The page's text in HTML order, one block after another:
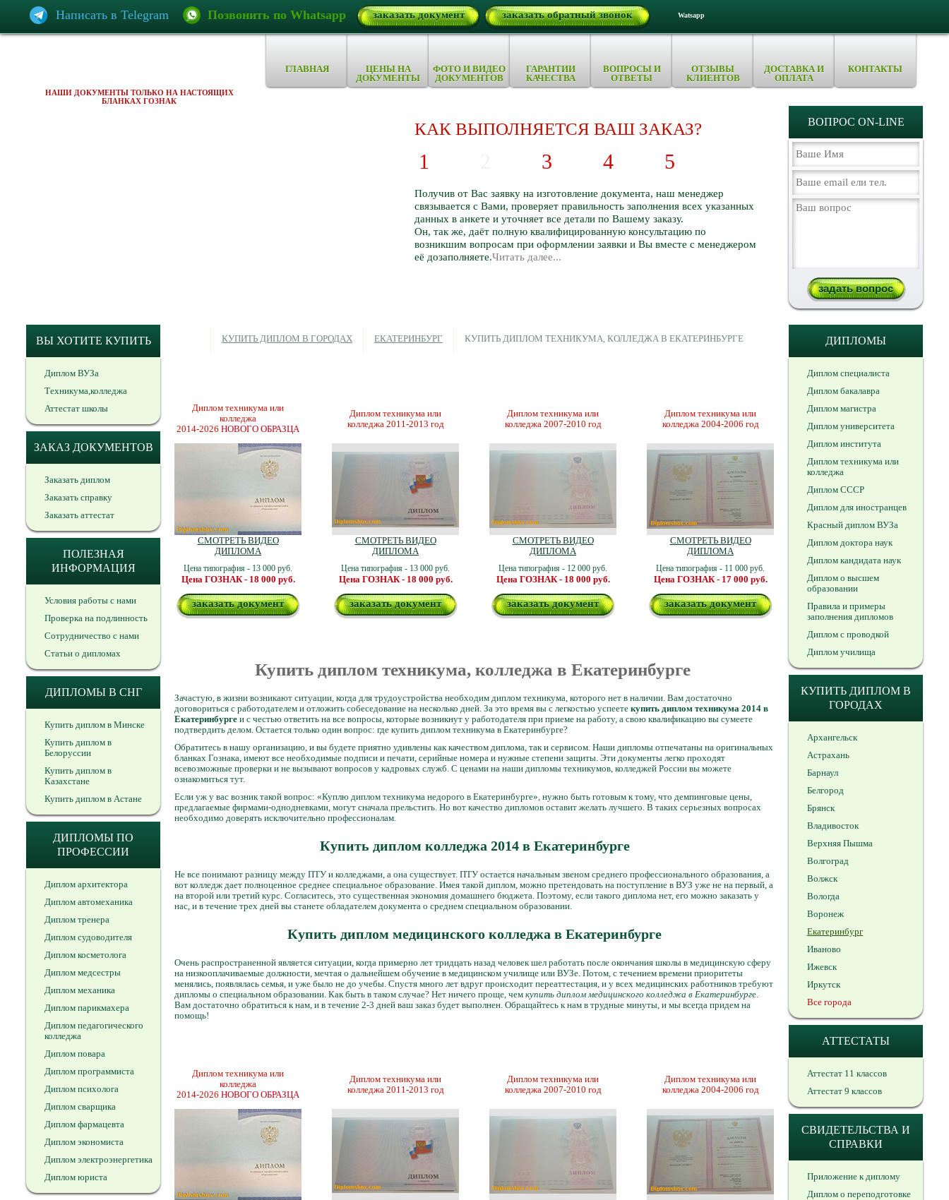
Написать в Telegram Позвонить по Whatsapp заказать документ заказать обратный звонок Watsapp
НАШИ ДОКУМЕНТЫ ТОЛЬКО НА НАСТОЯЩИХ
БЛАНКАХ ГОЗНАК
ГЛАВНАЯ
ЦЕНЫ НА
ДОКУМЕНТЫ
ФОТО И ВИДЕО
ДОКУМЕНТОВ
ГАРАНТИИ
КАЧЕСТВА
ВОПРОСЫ И
ОТВЕТЫ
ОТЗЫВЫ
КЛИЕНТОВ
ДОСТАВКА И
ОПЛАТА
КОНТАКТЫ
КАК ВЫПОЛНЯЕТСЯ ВАШ ЗАКАЗ?
Получив от Вас заявку на изготовление документа, наш менеджер
связывается с Вами, проверяет правильность заполнения всех указанных
данных в анкете и уточняет все детали по Вашему заказу.
Он, так же, даёт полную квалифицированную консультацию по
возникшим вопросам при оформлении заявки и Вы вместе с менеджером
её дозаполняете.Читать далее...
1 3 4 5
ВОПРОС ON-LINE
ВЫ ХОТИТЕ КУПИТЬ
Диплом ВУЗа
Техникума,колледжа
Аттестат школы
ЗАКАЗ ДОКУМЕНТОВ
Заказать диплом
Заказать справку
Заказать аттестат
ПОЛЕЗНАЯ
ИНФОРМАЦИЯ
Условия работы с нами
Проверка на подлинность
Сотрудничество с нами
Статьи о дипломах
ДИПЛОМЫ В СНГ
Купить диплом в Минске
Купить диплом в
Белоруссии
Купить диплом в
Казахстане
Купить диплом в Астане
ДИПЛОМЫ ПО
ПРОФЕССИИ
Диплом архитектора
Диплом автомеханика
Диплом тренера
Диплом судоводителя
Диплом косметолога
Диплом медсестры
Диплом механика
Диплом парикмахера
Диплом педагогического
колледжа
Диплом повара
Диплом программиста
Диплом психолога
Диплом сварщика
Диплом фармацевта
Диплом экономиста
Диплом электроэнергетика
Диплом юриста
КУПИТЬ ДИПЛОМ В ГОРОДАХ ЕКАТЕРИНБУРГ КУПИТЬ ДИПЛОМ ТЕХНИКУМА, КОЛЛЕДЖА В ЕКАТЕРИНБУРГЕ
Диплом техникума или
колледжа
2014-2026 НОВОГО ОБРАЗЦА
СМОТРЕТЬ ВИДЕО
ДИПЛОМА
Цена типография - 13 000 руб.
Цена ГОЗНАК - 18 000 руб.
заказать документ
Диплом техникума или
колледжа 2011-2013 год
СМОТРЕТЬ ВИДЕО
ДИПЛОМА
Цена типография - 13 000 руб.
Цена ГОЗНАК - 18 000 руб.
заказать документ
Диплом техникума или
колледжа 2007-2010 год
СМОТРЕТЬ ВИДЕО
ДИПЛОМА
Цена типография - 12 000 руб.
Цена ГОЗНАК - 18 000 руб.
заказать документ
Диплом техникума или
колледжа 2004-2006 год
СМОТРЕТЬ ВИДЕО
ДИПЛОМА
Цена типография - 11 000 руб.
Цена ГОЗНАК - 17 000 руб.
заказать документ
Купить диплом техникума, колледжа в Екатеринбурге
Зачастую, в жизни возникают ситуации, когда для трудоустройства необходим диплом техникума, которого нет в наличии. Вам достаточно
договориться с работодателем и отложить собеседование на несколько дней. За это время вы с легкостью успеете купить диплом техникума 2014 в
Екатеринбурге и с честью ответить на все вопросы, которые возникнут у работодателя при приеме на работу, а свою квалификацию вы сумеете
подтвердить делом. Остается только один вопрос: где купить диплом техникума в Екатеринбурге?
Обратитесь в нашу организацию, и вы будете приятно удивлены как качеством диплома, так и сервисом. Наши дипломы отпечатаны на оригинальных
бланках Гознака, имеют все необходимые подписи и печати, серийные номера и нужные степени защиты. Эти документы легко проходят
всевозможные проверки и не вызывают вопросов у кадровых служб. С ценами на наши дипломы техникумов, колледжей России вы можете
ознакомиться тут.
Если уж у вас возник такой вопрос: «Куплю диплом техникума недорого в Екатеринбурге», нужно быть готовым к тому, что демпинговые цены,
предлагаемые фирмами-однодневками, могут сначала прельстить. Но вот качество дипломов оставит желать лучшего. В таких серьезных вопросах
необходимо доверять исключительно профессионалам.
Купить диплом колледжа 2014 в Екатеринбурге
Не все понимают разницу между ПТУ и колледжами, а она существует. ПТУ остается начальным звеном среднего профессионального образования, а
вот колледж дает полноценное среднее специальное образование. Имея такой диплом, можно претендовать на поступление в ВУЗ уже не на первый, а
на второй или третий курс. Согласитесь, это существенная экономия домашнего бюджета. Поэтому, если такого диплома нет, его можно заказать у
нас, и в течение трех дней вы станете обладателем документа о среднем специальном образовании.
Купить диплом медицинского колледжа в Екатеринбурге
Очень распространенной является ситуации, когда примерно лет тридцать назад человек шел работать после окончания школы в медицинскую сферу
на низкооплачиваемые должности, мечтая о дальнейшем обучение в медицинском училище или ВУЗе. Потом, с течением времени приоритеты
менялись, появлялась семья, и уже было не до учебы. Спустя много лет вдруг происходит переаттестация, и у всех медицинских работников требуют
дипломы о специальном образовании. Как быть в таком случае? Нет ничего проще, чем купить диплом медицинского колледжа в Екатеринбурге.
Вам достаточно обратиться к нам, и в течение 2-3 дней ваш заказ будет выполнен. Обращайтесь к нам в трудные минуты, и мы всегда придем на
помощь!
Диплом техникума или
колледжа
2014-2026 НОВОГО ОБРАЗЦА
Диплом техникума или
колледжа 2011-2013 год
Диплом техникума или
колледжа 2007-2010 год
Диплом техникума или
колледжа 2004-2006 год
ДИПЛОМЫ
Диплом специалиста
Диплом бакалавра
Диплом магистра
Диплом университета
Диплом института
Диплом техникума или
колледжа
Диплом СССР
Диплом для иностранцев
Красный диплом ВУЗа
Диплом доктора наук
Диплом кандидата наук
Диплом о высшем
образовании
Правила и примеры
заполнения дипломов
Диплом с проводкой
Диплом училища
КУПИТЬ ДИПЛОМ В
ГОРОДАХ
Архангельск
Астрахань
Барнаул
Белгород
Брянск
Владивосток
Верхняя Пышма
Волгоград
Волжск
Вологда
Воронеж
Екатеринбург
Иваново
Ижевск
Иркутск
Все города
АТТЕСТАТЫ
Аттестат 11 классов
Аттестат 9 классов
СВИДЕТЕЛЬСТВА И
СПРАВКИ
Приложение к диплому
Диплом о переподготовке